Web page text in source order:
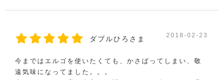
ダブルひろさま 2018-02-23
今まではエルゴを使いたくても、かさばってしまい、敬
遠気味になってました。。。